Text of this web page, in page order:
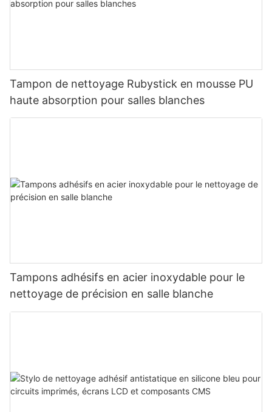
Tampon de nettoyage Rubystick en mousse PU
haute absorption pour salles blanches
Tampons adhésifs en acier inoxydable pour le
nettoyage de précision en salle blanche